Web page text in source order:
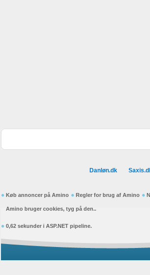
Danløn.dk
Køb annoncer på Amino Regler for brug af Amino
Amino bruger cookies, tyg på den..
0,62 sekunder i ASP.NET pipeline.